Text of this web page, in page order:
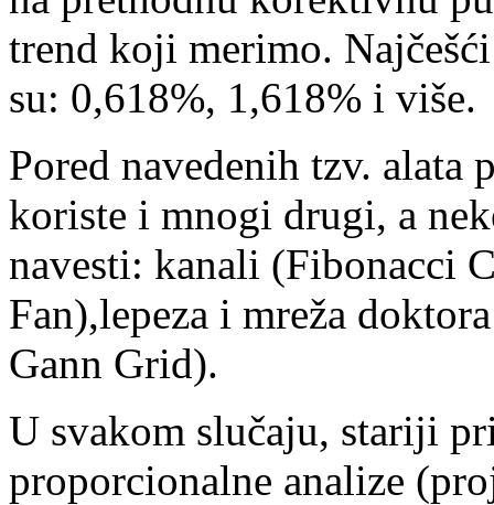
trend koji merimo.
su: 0,618%, 1,618% i više.
Pored navedenih tzv. alata
koriste i mnogi drugi, a
navesti: kanali (Fibonacci
Fan),lepeza i mreža
Gann Grid).
U svakom slučaju, stariji
proporcionalne analize